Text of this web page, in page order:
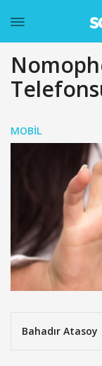
MOBIL
Bahadır Atasoy